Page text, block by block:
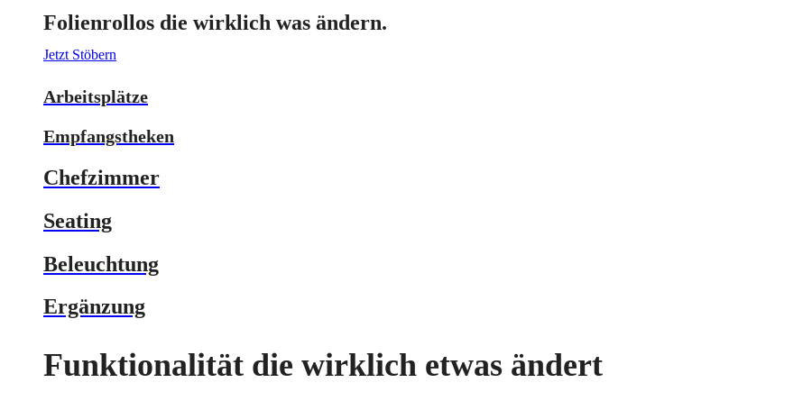
Folienrollos die wirklich was ändern.
Jetzt Stöbern
Arbeitsplätze
Empfangstheken
Chefzimmer
Seating
Beleuchtung
Ergänzung
Funktionalität die wirklich etwas ändert